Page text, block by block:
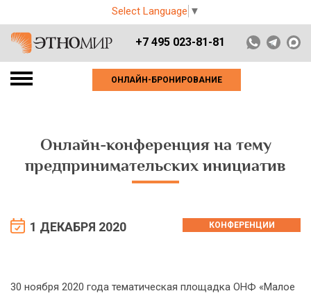
Select Language ▼
+7 495 023-81-81
ОНЛАЙН-БРОНИРОВАНИЕ
Онлайн-конференция на тему
предпринимательских инициатив
1 ДЕКАБРЯ 2020 КОНФЕРЕНЦИИ
30 ноября 2020 года тематическая площадка ОНФ «Малое